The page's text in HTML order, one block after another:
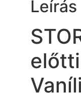
Leírás